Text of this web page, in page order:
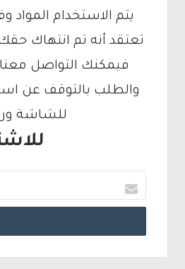
تعتقد أنه تم انتهاك
والطلب بالتوقف عن
للشاشة
د
خ
ل